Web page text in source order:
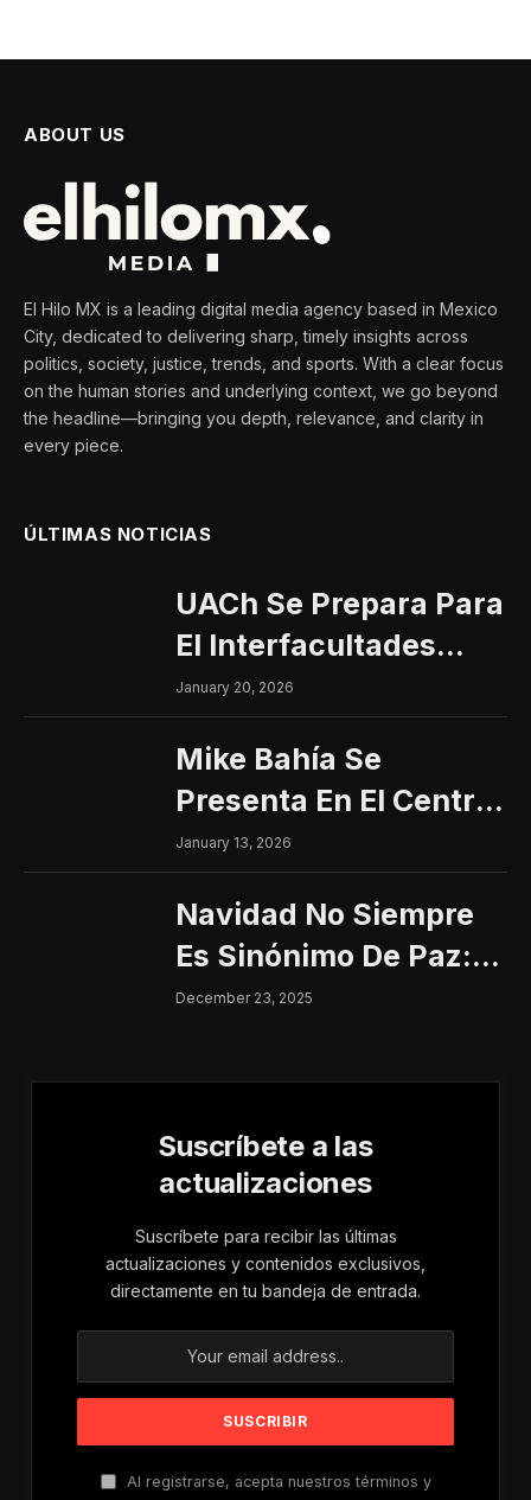
ABOUT US
El Hilo MX is a leading digital media agency based in Mexico
City, dedicated to delivering sharp, timely insights across
politics, society, justice, trends, and sports. With a clear focus
on the human stories and underlying context, we go beyond
the headline—bringing you depth, relevance, and clarity in
every piece.
ÚLTIMAS NOTICIAS
UACh Se Prepara Para
El Interfacultades
2026
January 20, 2026
Mike Bahía Se
Presenta En El Centro
Histórico Con Un
Concierto Gratuito
January 13, 2026
Navidad No Siempre
Es Sinónimo De Paz:
Aumentan Los
Para Mujeres Y Niñas
December 23, 2025
Suscríbete a las
actualizaciones
Suscríbete para recibir las últimas
actualizaciones y contenidos exclusivos,
directamente en tu bandeja de entrada.
Al registrarse, acepta nuestros términos y